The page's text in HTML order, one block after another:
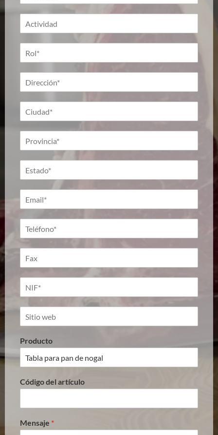
Producto
Código del artículo
Mensaje *